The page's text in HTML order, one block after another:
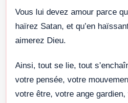
Vous lui devez amour parce
haïrez Satan, et qu’en
aimerez Dieu.
Ainsi, tout se lie, tout
votre pensée, votre
votre être, votre ange